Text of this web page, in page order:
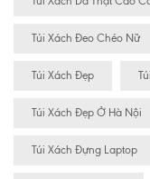
Túi Xách Đeo Chéo Nữ
Túi Xách Đẹp
Túi Xách Đẹp Ở Hà Nội
Túi Xách Đựng Laptop